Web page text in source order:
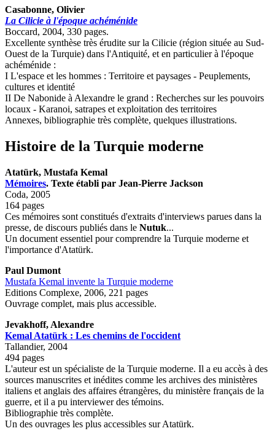
Casabonne, Olivier
La Cilicie à l'époque achéménide
Boccard, 2004, 330 pages.
Excellente synthèse très érudite sur la Cilicie (région située au Sud-
Ouest de la Turquie) dans l'Antiquité, et en particulier à l'époque
achéménide :
I L'espace et les hommes : Territoire et paysages - Peuplements,
cultures et identité
II De Nabonide à Alexandre le grand : Recherches sur les pouvoirs
locaux - Karanoi, satrapes et exploitation des territoires
Annexes, bibliographie très complète, quelques illustrations.
Histoire de la Turquie moderne
Atatürk, Mustafa Kemal
Mémoires. Texte établi par Jean-Pierre Jackson
Coda, 2005
164 pages
Ces mémoires sont constitués d'extraits d'interviews parues dans la
presse, de discours publiés dans le Nutuk...
Un document essentiel pour comprendre la Turquie moderne et
l'importance d'Atatürk.
Paul Dumont
Mustafa Kemal invente la Turquie moderne
Editions Complexe, 2006, 221 pages
Ouvrage complet, mais plus accessible.
Jevakhoff, Alexandre
Kemal Atatürk : Les chemins de l'occident
Tallandier, 2004
494 pages
L'auteur est un spécialiste de la Turquie moderne. Il a eu accès à des
sources manuscrites et inédites comme les archives des ministères
italiens et anglais des affaires étrangères, du ministère français de la
guerre, et il a pu interviewer des témoins.
Bibliographie très complète.
Un des ouvrages les plus accessibles sur Atatürk.